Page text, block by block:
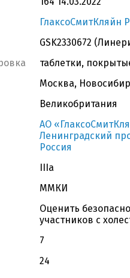
ГлаксоСмитКляйн
GSK2330672
таблетки,
Москва,
Великобритания
АО
Ленинградский
Россия
IIIa
ММКИ
Оценить
участников с
7
24